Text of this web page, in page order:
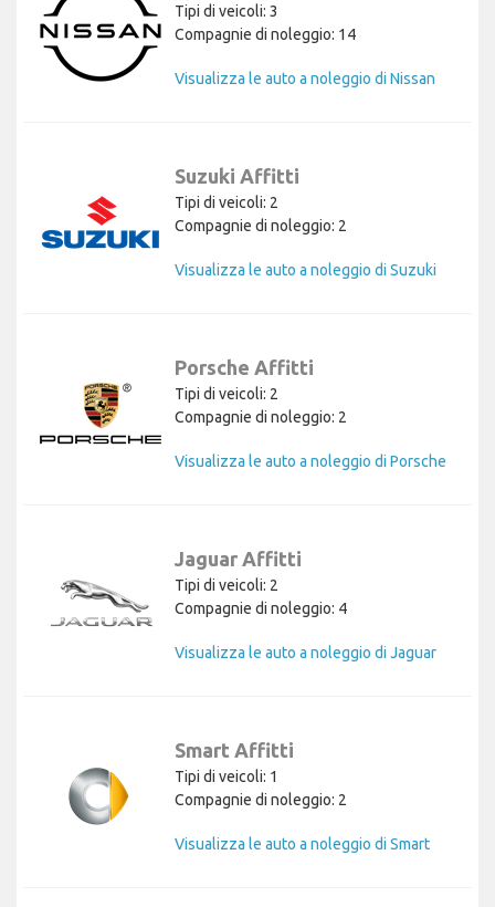
Tipi di veicoli: 3
Compagnie di noleggio: 14
Visualizza le auto a noleggio di Nissan
Suzuki Affitti
Tipi di veicoli: 2
Compagnie di noleggio: 2
Visualizza le auto a noleggio di Suzuki
Porsche Affitti
Tipi di veicoli: 2
Compagnie di noleggio: 2
Visualizza le auto a noleggio di Porsche
Jaguar Affitti
Tipi di veicoli: 2
Compagnie di noleggio: 4
Visualizza le auto a noleggio di Jaguar
Smart Affitti
Tipi di veicoli: 1
Compagnie di noleggio: 2
Visualizza le auto a noleggio di Smart